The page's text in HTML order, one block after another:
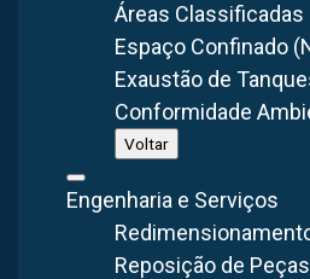
Áreas Classificadas
Espaço Confinado
Exaustão de
Conformidade
Voltar
Engenharia e Serviços
Reposição de Peças
PROJETO REAL ENTREGUE
Já executamos um
Cabreúva/SP
Fabricamos em Itaquaquecetuba/SP
Brasil. Esta é uma obra que a